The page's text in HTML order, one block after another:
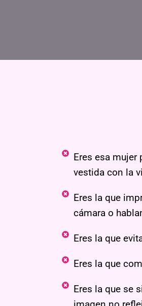
Eres esa
vestida con la
Eres la que
cámara o
Eres la que
Eres la que
Eres la que se